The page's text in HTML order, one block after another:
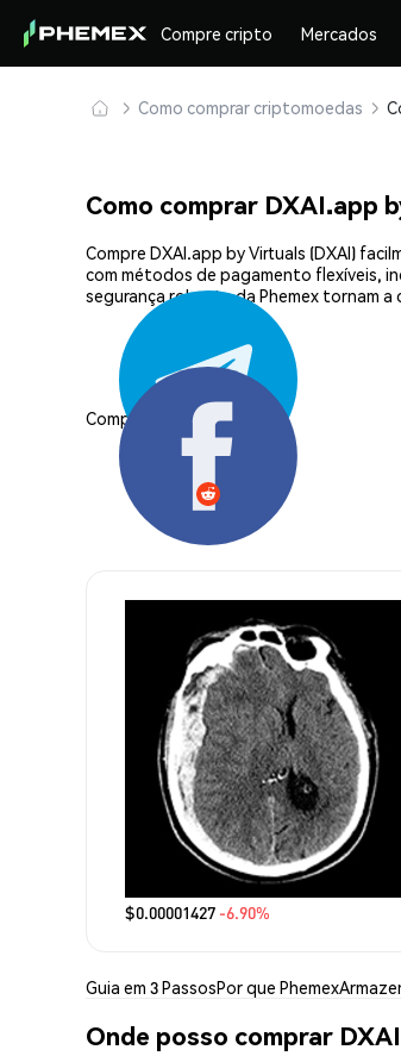
Compre cripto Mercados
Como comprar criptomoedas
Como comprar DXAI.app
Compre DXAI.app by Virtuals (DXAI)
com métodos de pagamento flexíveis,
segurança robusta da Phemex tornam a
Compartilhar:
$0.00001427 -6.90%
Guia em 3 PassosPor que Phemex
Onde posso comprar